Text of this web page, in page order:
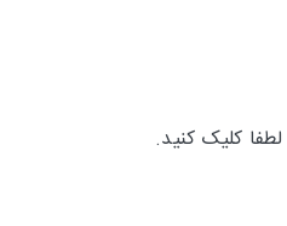
لطفا کلیک کنید.